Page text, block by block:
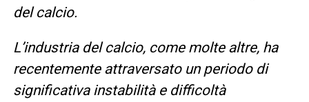
del calcio.
L’industria del calcio, come molte altre, ha
recentemente attraversato un periodo di
significativa instabilità e difficoltà